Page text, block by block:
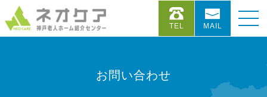
TEL MAIL
お問い合わせ